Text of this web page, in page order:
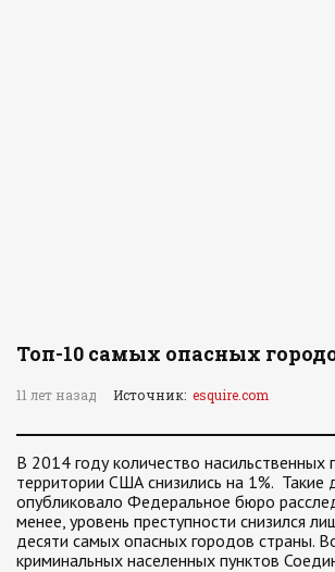
Топ-10 самых опасных
11 лет назад Источник: esquire.com
В 2014 году количество насильственных
территории США снизились на 1%. Такие
опубликовало Федеральное бюро
менее, уровень преступности снизился
десяти самых опасных городов страны.
криминальных населенных пунктов